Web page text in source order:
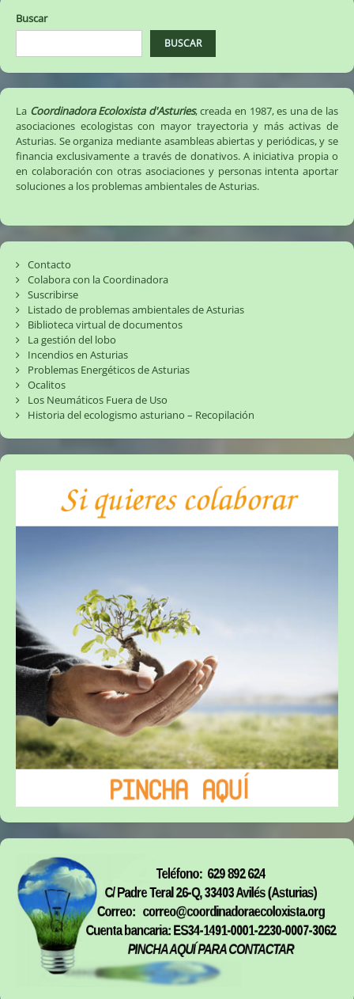
de
carbones
de
Aboño
(01/02/19)
Buscar
BUSCAR
La Coordinadora Ecoloxista d'Asturies, creada en 1987, es una de las
asociaciones ecologistas con mayor trayectoria y más activas de
Asturias. Se organiza mediante asambleas abiertas y periódicas, y se
financia exclusivamente a través de donativos. A iniciativa propia o
en colaboración con otras asociaciones y personas intenta aportar
soluciones a los problemas ambientales de Asturias.
Contacto
Colabora con la Coordinadora
Suscribirse
Listado de problemas ambientales de Asturias
Biblioteca virtual de documentos
La gestión del lobo
Incendios en Asturias
Problemas Energéticos de Asturias
Ocalitos
Los Neumáticos Fuera de Uso
Historia del ecologismo asturiano – Recopilación